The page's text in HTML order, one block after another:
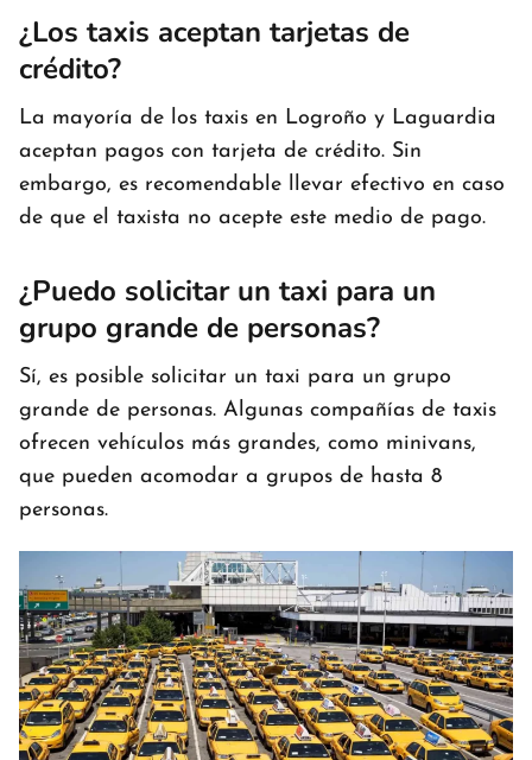
¿Los taxis aceptan tarjetas de
crédito?
La mayoría de los taxis en Logroño y Laguardia
aceptan pagos con tarjeta de crédito. Sin
embargo, es recomendable llevar efectivo en caso
de que el taxista no acepte este medio de pago.
¿Puedo solicitar un taxi para un
grupo grande de personas?
Sí, es posible solicitar un taxi para un grupo
grande de personas. Algunas compañías de taxis
ofrecen vehículos más grandes, como minivans,
que pueden acomodar a grupos de hasta 8
personas.